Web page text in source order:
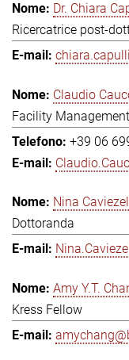
Dr. Chiara
Ricercatrice post-
Claudio
Facility
+39 06
Nina
Dottoranda
Amy Y.T.
Kress Fellow